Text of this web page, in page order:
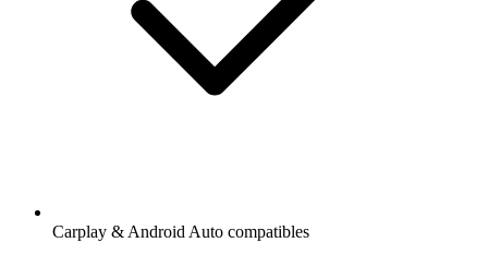
Carplay & Android Auto compatibles